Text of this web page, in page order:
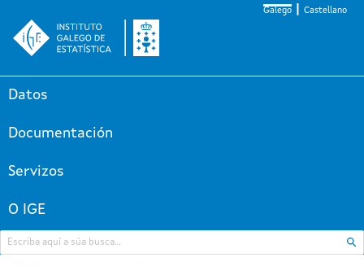
Galego Castellano
Datos
Documentación
Servizos
O IGE